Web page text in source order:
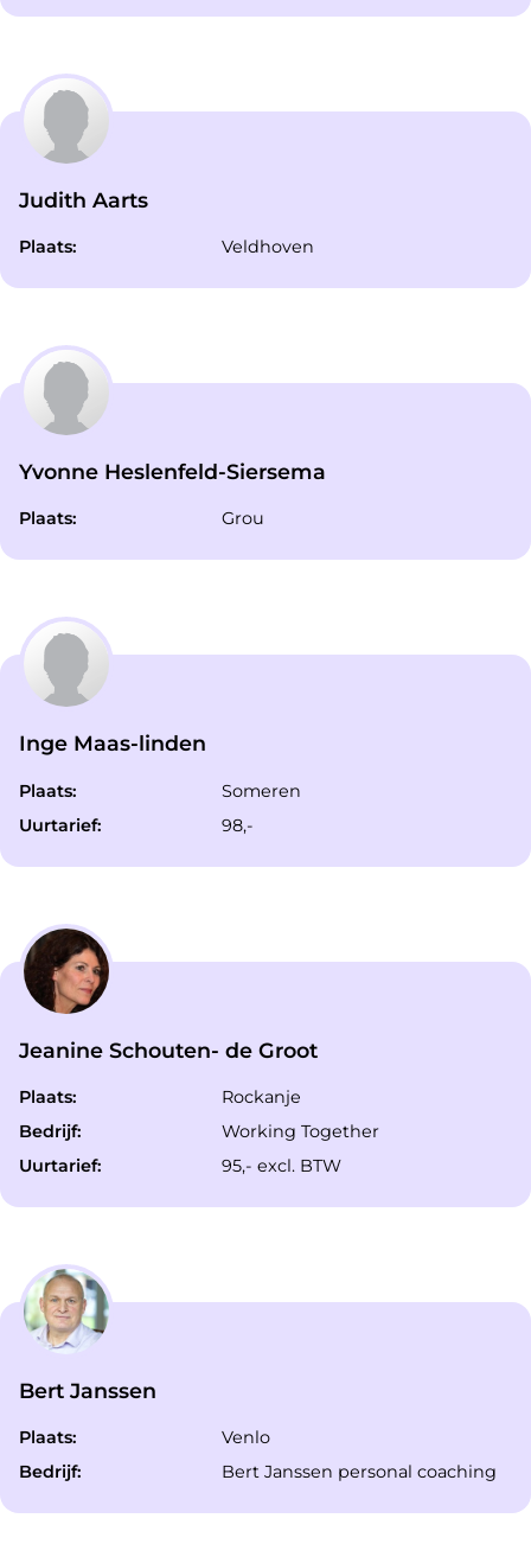
Judith Aarts
Plaats: Veldhoven
Yvonne Heslenfeld-Siersema
Plaats: Grou
Inge Maas-linden
Plaats:
Someren
Uurtarief:
98,-
Jeanine Schouten- de Groot
Plaats:
Rockanje
Bedrijf:
Working Together
Uurtarief:
95,- excl. BTW
Bert Janssen
Plaats:
Venlo
Bedrijf:
Bert Janssen personal coaching